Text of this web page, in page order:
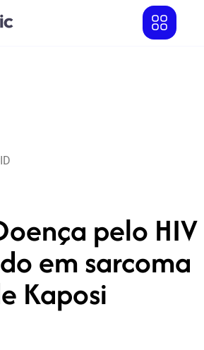
pelo HIV
em sarcoma
Kaposi